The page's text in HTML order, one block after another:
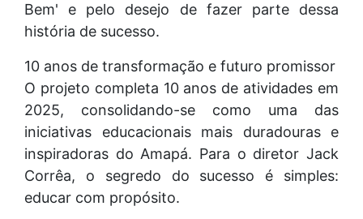
Bem' e pelo desejo de fazer parte dessa
história de sucesso.
10 anos de transformação e futuro promissor
O projeto completa 10 anos de atividades em
2025, consolidando-se como uma das
iniciativas educacionais mais duradouras e
inspiradoras do Amapá. Para o diretor Jack
Corrêa, o segredo do sucesso é simples:
educar com propósito.